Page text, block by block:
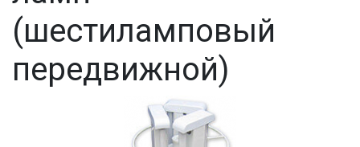
(шестиламповый
передвижной)